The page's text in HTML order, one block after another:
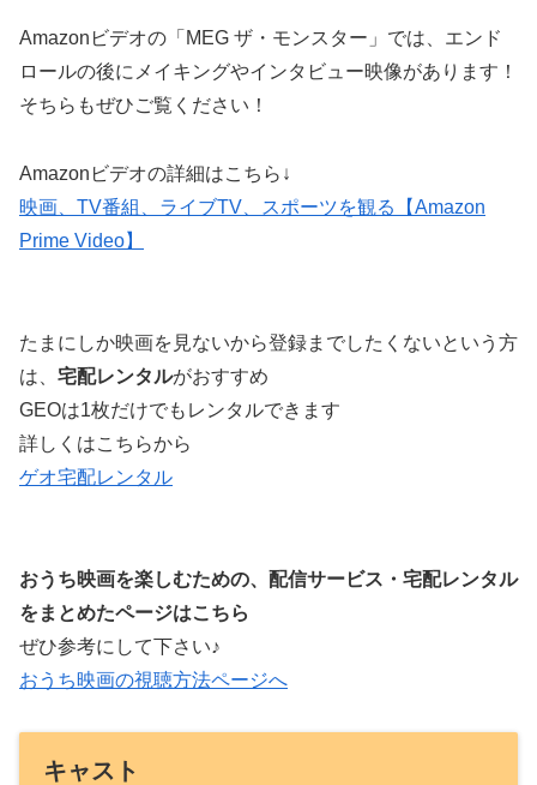
Amazonビデオの「MEG ザ・モンスター」では、エンド
ロールの後にメイキングやインタビュー映像があります！
そちらもぜひご覧ください！
Amazonビデオの詳細はこちら↓
映画、TV番組、ライブTV、スポーツを観る【Amazon
Prime Video】
たまにしか映画を見ないから登録までしたくないという方
は、 宅配レンタルがおすすめ
GEOは1枚だけでもレンタルできます
詳しくはこちらから
ゲオ宅配レンタル
おうち映画を楽しむための、配信サービス・宅配レンタル
をまとめたページはこちら
ぜひ参考にして下さい♪
おうち映画の視聴方法ページへ
キャスト